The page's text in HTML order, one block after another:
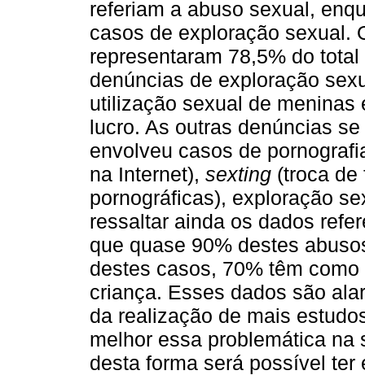
referiam a abuso sexual,
casos de exploração sexual.
representaram 78,5% do
denúncias de exploração
utilização sexual de meninas
lucro. As outras denúncias
envolveu casos de
na Internet), sexting (troca de
pornográficas), exploração
ressaltar ainda os dados
que quase 90% destes
destes casos, 70% têm
criança. Esses dados são
da realização de mais
melhor essa problemática
desta forma será possível